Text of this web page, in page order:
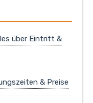
über Eintritt &
& Preise